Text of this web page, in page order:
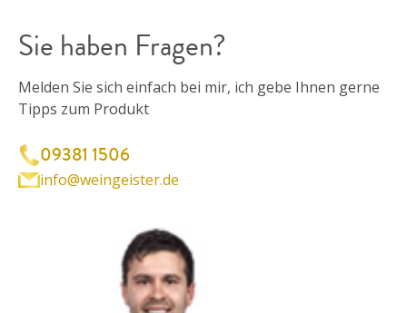
Sie haben Fragen?
Melden Sie sich einfach bei mir, ich gebe Ihnen gerne
Tipps zum Produkt
09381 1506
info@weingeister.de